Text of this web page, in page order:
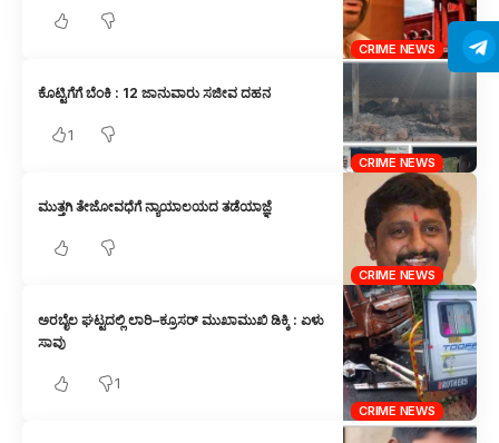
CRIME NEWS
CRIME NEWS
ಕೊಟ್ಟಿಗೆಗೆ ಬೆಂಕಿ : 12 ಜಾನುವಾರು ಸಜೀವ ದಹನ
1
CRIME NEWS
ಮುತ್ತಗಿ ತೇಜೋವಧೆಗೆ ನ್ಯಾಯಾಲಯದ ತಡೆಯಾಜ್ಞೆ
CRIME NEWS
ಅರಬೈಲ ಘಟ್ಟದಲ್ಲಿ ಲಾರಿ–ಕ್ರೂಸರ್ ಮುಖಾಮುಖಿ ಡಿಕ್ಕಿ : ಏಳು
ಸಾವು
1